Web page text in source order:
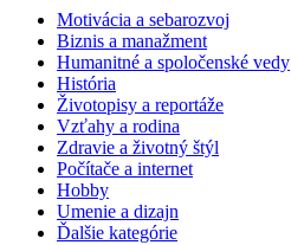
Motivácia a sebarozvoj
Biznis a manažment
Humanitné a spoločenské vedy
História
Životopisy a reportáže
Vzťahy a rodina
Zdravie a životný štýl
Počítače a internet
Hobby
Umenie a dizajn
Ďalšie kategórie